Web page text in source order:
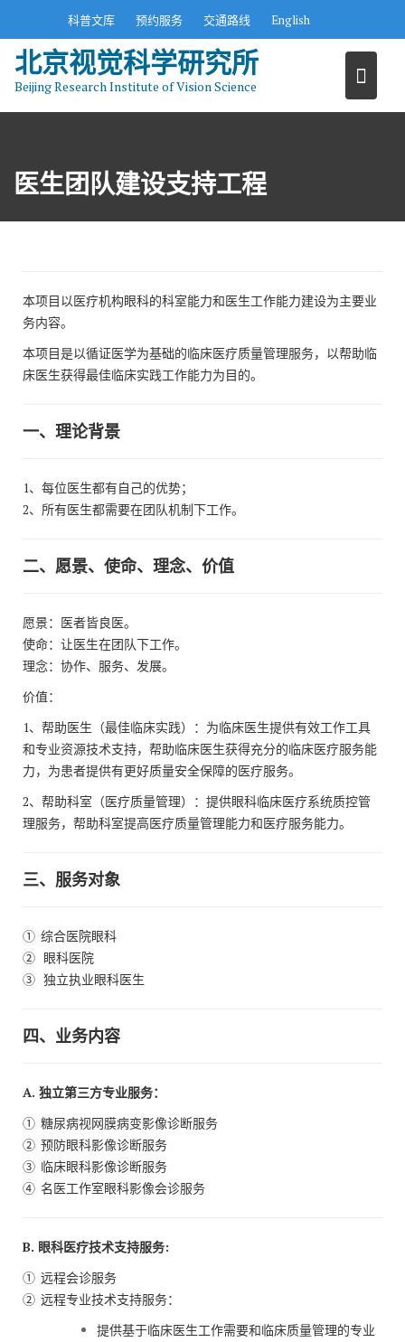
e
科普文库 预约服务 交通路线 English
北京视觉科学研究所
Beijing Research Institute of Vision Science
医生团队建设支持工程
本项目以医疗机构眼科的科室能力和医生工作能力建设为主要业
务内容。
本项目是以循证医学为基础的临床医疗质量管理服务，以帮助临
床医生获得最佳临床实践工作能力为目的。
一、理论背景
1、每位医生都有自己的优势；
2、所有医生都需要在团队机制下工作。
二、 愿景、使命、理念、 价值
愿景：医者皆良医。
使命：让医生在团队下工作。
理念：协作、服务、发展。
价值：
1、帮助医生（最佳临床实践）：为临床医生提供有效工作工具
和专业资源技术支持，帮助临床医生获得充分的临床医疗服务能
力，为患者提供有更好质量安全保障的医疗服务。
2、帮助科室（医疗质量管理）：提供眼科临床医疗系统质控管
理服务，帮助科室提高医疗质量管理能力和医疗服务能力。
三、服务对象
① 综合医院眼科
② 眼科医院
③ 独立执业眼科医生
四、业务内容
A. 独立第三方专业服务：
① 糖尿病视网膜病变影像诊断服务
② 预防眼科影像诊断服务
③ 临床眼科影像诊断服务
④ 名医工作室眼科影像会诊服务
B. 眼科医疗技术支持服务:
① 远程会诊服务
② 远程专业技术支持服务：
提供基于临床医生工作需要和临床质量管理的专业